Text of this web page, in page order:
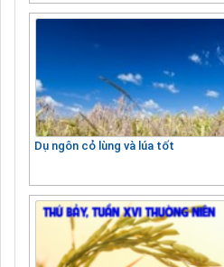
Dụ ngôn cỏ lùng và lúa tốt